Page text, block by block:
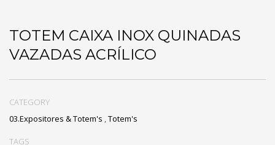
TOTEM CAIXA INOX QUINADAS
VAZADAS ACRÍLICO
CATEGORY
03.Expositores & Totem's ,Totem's
TAGS